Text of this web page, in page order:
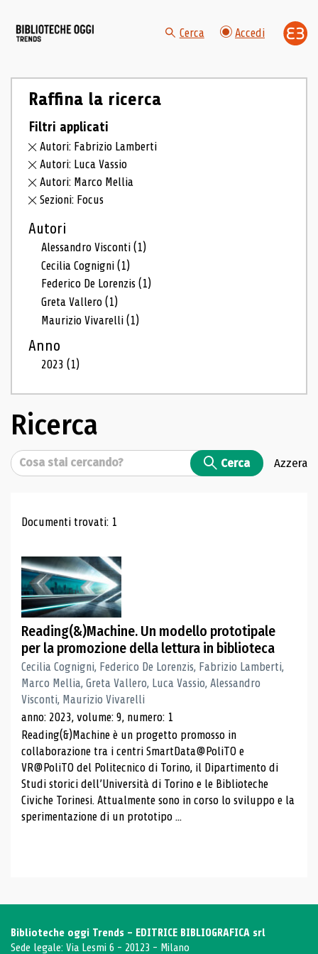
Cerca Accedi
Raffina la ricerca
Filtri applicati
Autori: Fabrizio Lamberti
Autori: Luca Vassio
Autori: Marco Mellia
Sezioni: Focus
Autori
Alessandro Visconti(1)
Cecilia Cognigni(1)
Federico De Lorenzis(1)
Greta Vallero(1)
Maurizio Vivarelli(1)
Anno
2023(1)
Ricerca
Cerca Cerca Azzera
Risultati di ricerca
Documenti trovati: 1
Reading(&)Machine. Un modello prototipale
per la promozione della lettura in biblioteca
Cecilia Cognigni, Federico De Lorenzis, Fabrizio Lamberti,
Marco Mellia, Greta Vallero, Luca Vassio, Alessandro
Visconti, Maurizio Vivarelli
anno: 2023, volume: 9, numero: 1
Reading(&)Machine è un progetto promosso in
collaborazione tra i centri SmartData@PoliTO e
VR@PoliTO del Politecnico di Torino, il Dipartimento di
Studi storici dell’Università di Torino e le Biblioteche
Civiche Torinesi. Attualmente sono in corso lo sviluppo e la
sperimentazione di un prototipo ...
Biblioteche oggi Trends - EDITRICE BIBLIOGRAFICA srl
Sede legale: Via Lesmi 6 - 20123 - Milano